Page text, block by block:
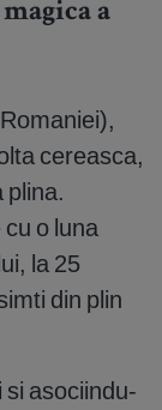
a
cereasca,
plina.
o luna
la 25
din plin
si asociindu-